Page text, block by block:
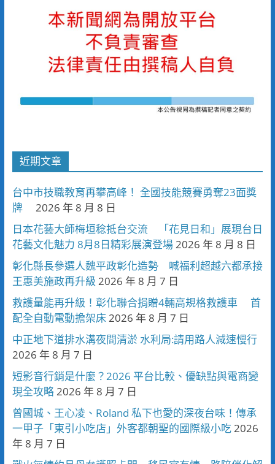
近期文章
台中市技職教育再攀高峰！ 全國技能競賽勇奪23面獎
牌
2026 年 8 月 8 日
日本花藝大師梅垣稔抵台交流 「花見日和」展現台日
花藝文化魅力 8月8日精彩展演登場2026 年 8 月 8 日
彰化縣長參選人魏平政彰化造勢 喊福利超越六都承接
王惠美施政再升級 2026 年 8 月 7 日
救護量能再升級！彰化聯合捐贈4輛高規格救護車 首
配全自動電動擔架床2026 年 8 月 7 日
中正地下道排水溝夜間清淤 水利局:請用路人減速慢行
2026 年 8 月 7 日
短影音行銷是什麼？2026 平台比較、優缺點與電商變
現全攻略2026 年 8 月 7 日
曾國城、王心凌、Roland 私下也愛的深夜台味！傳承
一甲子「東引小吃店」外客都朝聖的國際級小吃2026
年 8 月 7 日